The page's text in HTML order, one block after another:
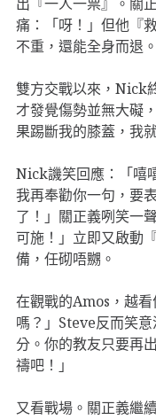
痛：「呀！」但他『
不重，還能全身而退。
雙方交戰以來，Nick
才發覺傷勢並無大礙
果踢斷我的膝蓋，我
Nick譏笑回應：「嘻
我再奉勸你一句，要
了！」關正義咧笑一
可施！」立即又啟動
備，任砌唔嬲。
在觀戰的Amos，越
嗎？」Steve反而笑
分。你的教友只要再
禱吧！」
又看戰場。關正義繼